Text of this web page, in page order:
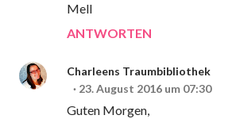
Mell
ANTWORTEN
Charleens Traumbibliothek
23. August 2016 um 07:30
Guten Morgen,